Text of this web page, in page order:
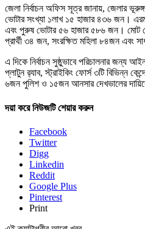
জেলা নির্বাচন অফিস সূত্র জানায়, জেলার
ভোটার সংখ্যা ১লাখ ১৫ হাজার ৪৩৬ জন।
এবং পুরুষ ভোটার ৫৬ হাজার ৫৮৬ জন। মোট
প্রার্থী ৩৪ জন, সংরক্ষিত মহিলা ৮৪জন এবং
এ দিকে নির্বাচন সুষ্ঠুভাবে পরিচালনার জন্য
প্লাটুন র‌্যাব, স্ট্রাইকিং ফোর্স ৩টি বিভিন্ন
৬জন পুলিশ ও ১৫জন আনসার দেখভালের
দয়া করে নিউজটি শেয়ার করুন
Facebook
Twitter
Digg
Linkedin
Reddit
Google Plus
Pinterest
Print